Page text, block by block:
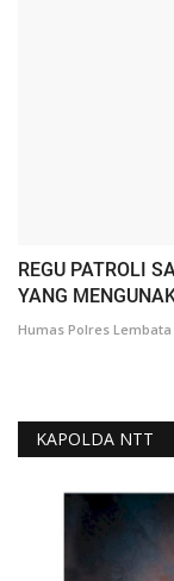
REGU PATROLI
YANG
Humas Polres Lembata
KAPOLDA NTT